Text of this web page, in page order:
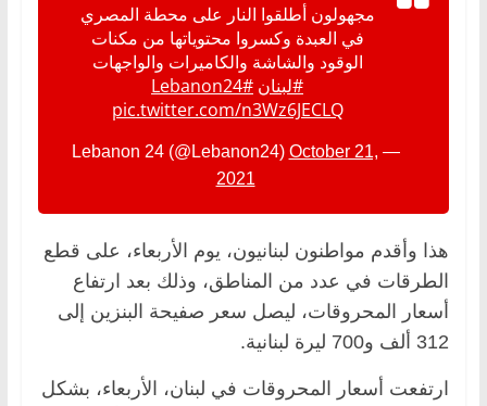
مجهولون أطلقوا النار على محطة المصري
في العبدة وكسروا محتوياتها من مكنات
الوقود والشاشة والكاميرات والواجهات
#لبنان #Lebanon24
pic.twitter.com/n3Wz6JECLQ
— Lebanon 24 (@Lebanon24)
October 21,
2021
هذا وأقدم مواطنون لبنانيون، يوم الأربعاء، على قطع
الطرقات في عدد من المناطق، وذلك بعد ارتفاع
أسعار المحروقات، ليصل سعر صفيحة البنزين إلى
312 ألف و700 ليرة لبنانية.
ارتفعت أسعار المحروقات في لبنان، الأربعاء، بشكل